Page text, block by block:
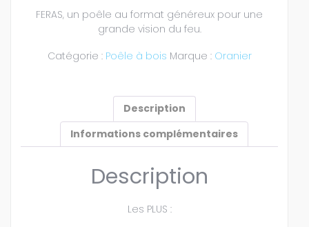
FERAS, un poêle au format généreux pour une
grande vision du feu.
Catégorie : Poêle à bois Marque : Oranier
Description
Informations complémentaires
Description
Les PLUS :